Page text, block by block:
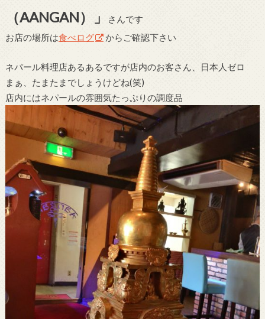
（AANGAN）」
さんです
お店の場所は食べログ からご確認下さい
ネパール料理店あるあるですが店内のお客さん、日本人ゼロ
まぁ、たまたまでしょうけどね(笑)
店内にはネパールの雰囲気たっぷりの調度品